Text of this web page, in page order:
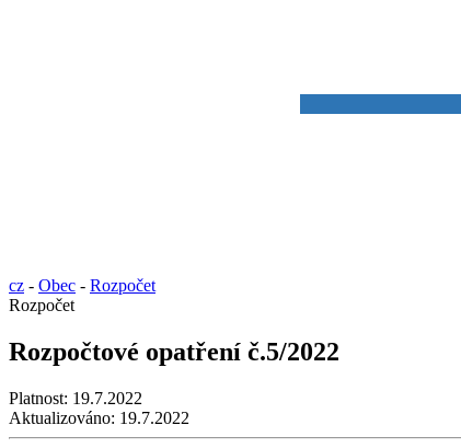
cz - Obec - Rozpočet
Rozpočet
Rozpočtové opatření č.5/2022
Platnost: 19.7.2022
Aktualizováno: 19.7.2022